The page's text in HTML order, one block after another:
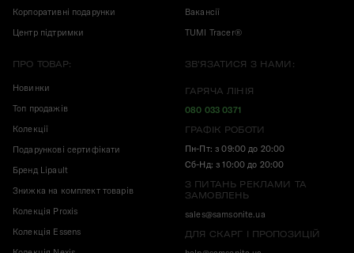
Корпоративні подарунки
Центр підтримки
Вакансії
TUMI Tracer®
ПРО ТОВАР:
Новинки
Топ продажів
Колекції
Подарункові сертифікати
Бренд Lipault
Знижка на комплект товарів
Колекція Proxis
Колекція Essens
ЗВ'ЯЗАТИСЯ З НАМИ:
ГАРЯЧА ЛІНІЯ
080 033 0371
ГРАФІК РОБОТИ
Пн-Пт: з 09:00 до 20:00
Сб-Нд: з 10:00 до 20:00
З ПИТАНЬ РЕКЛАМИ ТА
ЗАМОВЛЕНЬ
sales@samsonite.ua
ДЛЯ СКАРГ І ПРОПОЗИЦІЙ